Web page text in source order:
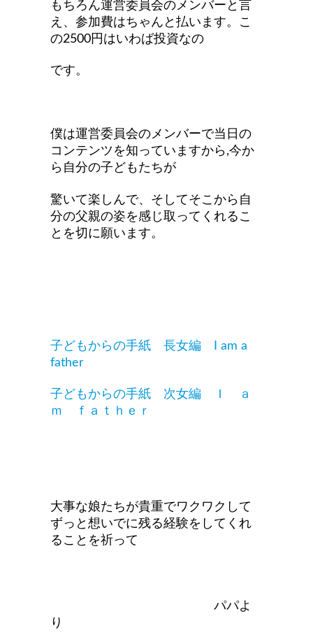
もちろん運営委員会のメンバーと言
え、参加費はちゃんと払います。こ
の2500円はいわば投資なの
です。
僕は運営委員会のメンバーで当日の
コンテンツを知っていますから,今か
ら自分の子どもたちが
驚いて楽しんで、そしてそこから自
分の父親の姿を感じ取ってくれるこ
とを切に願います。
子どもからの手紙 長女編 I am a
father
子どもからの手紙 次女編 Ｉ ａ
ｍ ｆａｔｈｅｒ
大事な娘たちが貴重でワクワクして
ずっと想いでに残る経験をしてくれ
ることを祈って
パパよ
り